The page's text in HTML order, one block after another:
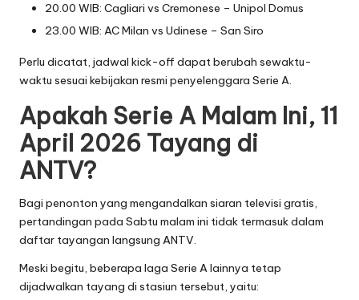
20.00 WIB: Cagliari vs Cremonese – Unipol Domus
23.00 WIB: AC Milan vs Udinese – San Siro
Perlu dicatat, jadwal kick-off dapat berubah sewaktu-
waktu sesuai kebijakan resmi penyelenggara Serie A.
Apakah Serie A Malam Ini, 11
April 2026 Tayang di
ANTV?
Bagi penonton yang mengandalkan siaran televisi gratis,
pertandingan pada Sabtu malam ini tidak termasuk dalam
daftar tayangan langsung ANTV.
Meski begitu, beberapa laga Serie A lainnya tetap
dijadwalkan tayang di stasiun tersebut, yaitu: